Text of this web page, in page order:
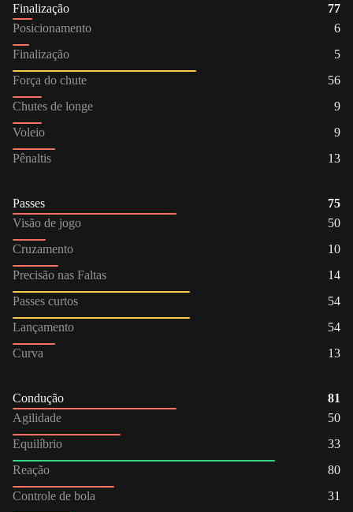
Finalização
77
Posicionamento
6
Finalização
5
Força do chute
56
Chutes de longe
9
Voleio
9
Pênaltis
13
Passes
75
Visão de jogo
50
Cruzamento
10
Precisão nas Faltas
14
Passes curtos
54
Lançamento
54
Curva
13
Condução
81
Agilidade
50
Equilíbrio
33
Reação
80
Controle de bola
31